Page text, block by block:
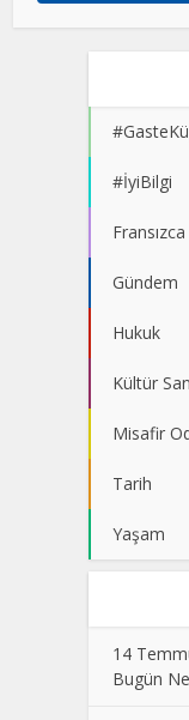
#İyiBilgi
Fransızca
Gündem
Hukuk
Kültür
Misafir
Tarih
Yaşam
14
Bugün